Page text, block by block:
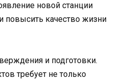
новой станции
повысить качество жизни
и подготовки.
требует не только